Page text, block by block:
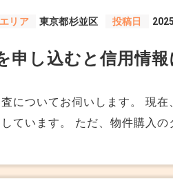
エリア 東京都杉並区 投稿日
申し込むと信用情
についてお伺いします。 現
ています。 ただ、物件購入の
込むと、CICなどの信用情報